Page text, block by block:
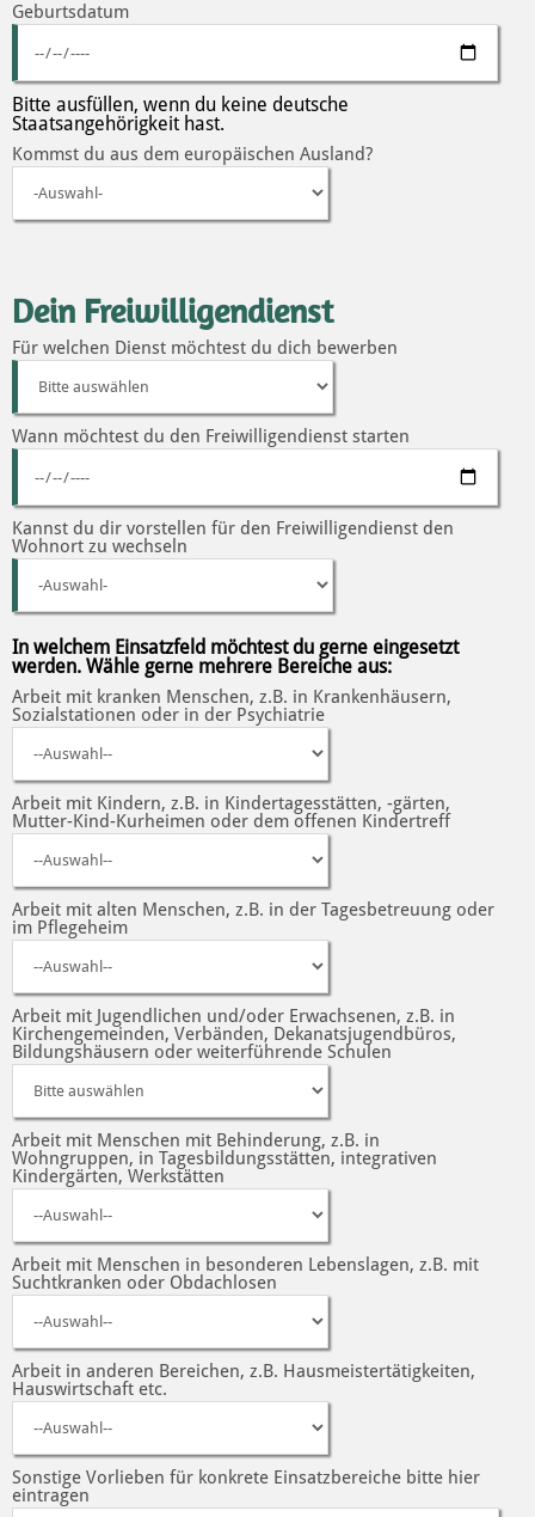
Geburtsdatum
Bitte ausfüllen, wenn du keine deutsche
Staatsangehörigkeit hast.
Kommst du aus dem europäischen Ausland?
Dein Freiwilligendienst
Für welchen Dienst möchtest du dich bewerben
Wann möchtest du den Freiwilligendienst starten
Kannst du dir vorstellen für den Freiwilligendienst den
Wohnort zu wechseln
In welchem Einsatzfeld möchtest du gerne eingesetzt
werden. Wähle gerne mehrere Bereiche aus:
Arbeit mit kranken Menschen, z.B. in Krankenhäusern,
Sozialstationen oder in der Psychiatrie
Arbeit mit Kindern, z.B. in Kindertagesstätten, -gärten,
Mutter-Kind-Kurheimen oder dem offenen Kindertreff
Arbeit mit alten Menschen, z.B. in der Tagesbetreuung oder
im Pflegeheim
Arbeit mit Jugendlichen und/oder Erwachsenen, z.B. in
Kirchengemeinden, Verbänden, Dekanatsjugendbüros,
Bildungshäusern oder weiterführende Schulen
Arbeit mit Menschen mit Behinderung, z.B. in
Wohngruppen, in Tagesbildungsstätten, integrativen
Kindergärten, Werkstätten
Arbeit mit Menschen in besonderen Lebenslagen, z.B. mit
Suchtkranken oder Obdachlosen
Arbeit in anderen Bereichen, z.B. Hausmeistertätigkeiten,
Hauswirtschaft etc.
Sonstige Vorlieben für konkrete Einsatzbereiche bitte hier
eintragen